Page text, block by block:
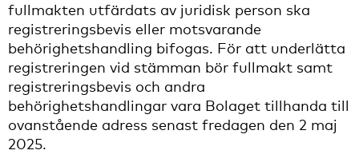
fullmakten utfärdats av juridisk person ska
registreringsbevis eller motsvarande
behörighetshandling bifogas. För att underlätta
registreringen vid stämman bör fullmakt samt
registreringsbevis och andra
behörighetshandlingar vara Bolaget tillhanda till
ovanstående adress senast fredagen den 2 maj
2025.